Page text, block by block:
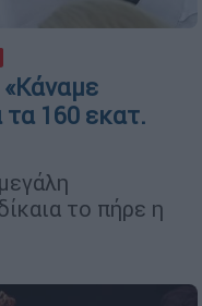
160 εκατ.
το πήρε η